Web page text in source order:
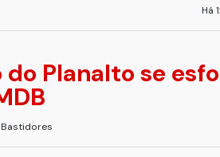
Há
do Planalto se
Bastidores